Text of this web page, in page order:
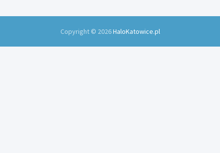
Copyright © 2026HaloKatowice.pl